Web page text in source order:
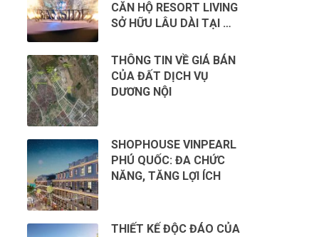
CĂN HỘ RESORT LIVING
SỞ HỮU LÂU DÀI TẠI …
THÔNG TIN VỀ GIÁ BÁN
CỦA ĐẤT DỊCH VỤ
DƯƠNG NỘI
SHOPHOUSE VINPEARL
PHÚ QUỐC: ĐA CHỨC
NĂNG, TĂNG LỢI ÍCH
THIẾT KẾ ĐỘC ĐÁO CỦA